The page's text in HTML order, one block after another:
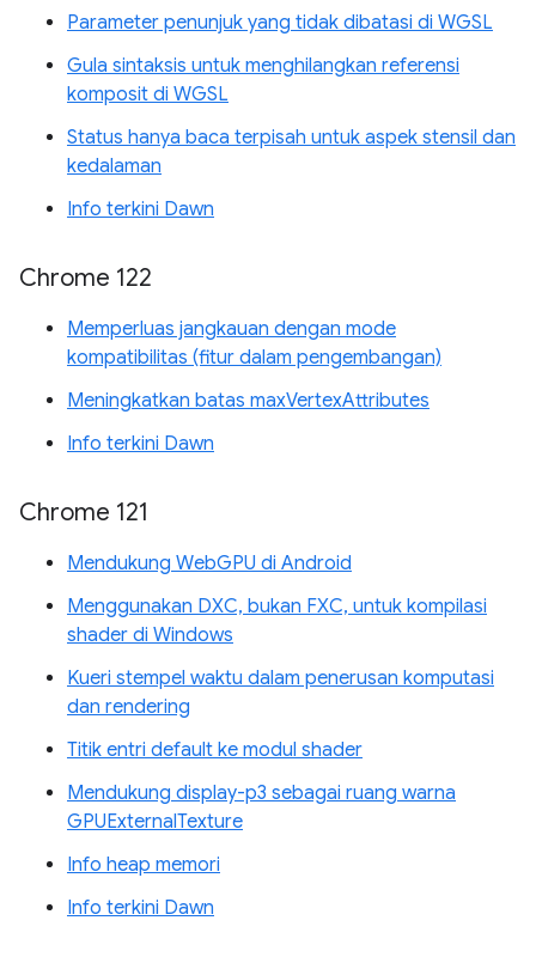
Parameter penunjuk yang tidak dibatasi di WGSL
Gula sintaksis untuk menghilangkan referensi
komposit di WGSL
Status hanya baca terpisah untuk aspek stensil dan
kedalaman
Info terkini Dawn
Chrome 122
Memperluas jangkauan dengan mode
kompatibilitas (fitur dalam pengembangan)
Meningkatkan batas maxVertexAttributes
Info terkini Dawn
Chrome 121
Mendukung WebGPU di Android
Menggunakan DXC, bukan FXC, untuk kompilasi
shader di Windows
Kueri stempel waktu dalam penerusan komputasi
dan rendering
Titik entri default ke modul shader
Mendukung display-p3 sebagai ruang warna
GPUExternalTexture
Info heap memori
Info terkini Dawn